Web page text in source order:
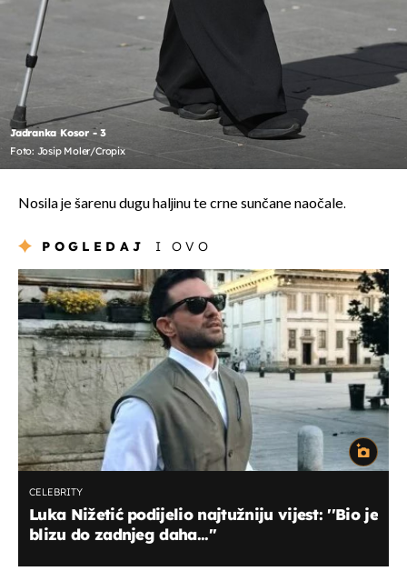
Jadranka Kosor - 3
Foto: Josip Moler/Cropix
Nosila je šarenu dugu haljinu te crne sunčane naočale.
POGLEDAJ I OVO
CELEBRITY
Luka Nižetić podijelio najtužniju vijest: ''Bio je
blizu do zadnjeg daha...''